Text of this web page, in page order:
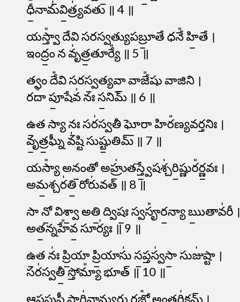
ధీ॒నామ॑వి॒త్ర్య॑వతు ॥ 4 ॥
యస్త్వా᳚ దేవి సరస్వత్యుపబ్రూ॒తే ధనే᳚ హి॒తే ।
ఇంద్రం॒ న వృ॑త్ర॒తూర్యే᳚ ॥ 5 ॥
త్వం దే᳚వి సరస్వ॒త్యవా॒ వాజే᳚షు వాజిని ।
రదా᳚ పూ॒షేవ॑ నః స॒నిమ్ ॥ 6 ॥
ఉ॒త స్యా నః॒ సర॑స్వతీ ఘో॒రా హిర᳚ణ్యవర్తనిః ।
వృ॒త్ర॒ఘ్నీ వ॑ష్టి సుష్టు॒తిమ్ ॥ 7 ॥
యస్యా᳚ అనం॒తో అహ్రు॑తస్త్వే॒షశ్చ॑రి॒ష్ణుర᳚ర్ణ॒వః ।
అమ॒శ్చర॑తి॒ రోరు॑వత్ ॥ 8 ॥
సా నో॒ విశ్వా॒ అతి॒ ద్విషః॒ స్వసౄ᳚ర॒న్యా ఋ॒తావ॑రీ ।
అత॒న్నహే᳚వ॒ సూర్యః॑ ॥ 9 ॥
ఉ॒త నః॑ ప్రి॒యా ప్రి॒యాసు॑ స॒ప్తస్వ॑సా॒ సుజు॑ష్టా ।
సర॑స్వతీ॒ స్తోమ్యా᳚ భూత్ ॥ 10 ॥
ఆ॒ప॒ప్రుషీ॒ పార్థి॑వాన్యు॒రు రజో᳚ అం॒తరి॑క్షమ్ ।